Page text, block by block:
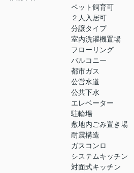
ペット飼育可
２人入居可
分譲タイプ
室内洗濯機置場
フローリング
バルコニー
都市ガス
公営水道
公共下水
エレベーター
駐輪場
敷地内ごみ置き場
耐震構造
ガスコンロ
システムキッチン
対面式キッチン